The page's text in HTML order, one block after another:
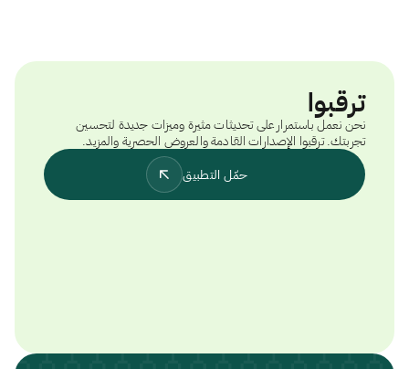
ترقبوا
نحن نعمل باستمرار على تحديثات مثيرة وميزات جديدة لتحسين
تجربتك. ترقبوا الإصدارات القادمة والعروض الحصرية والمزيد.
حمّل التطبيق